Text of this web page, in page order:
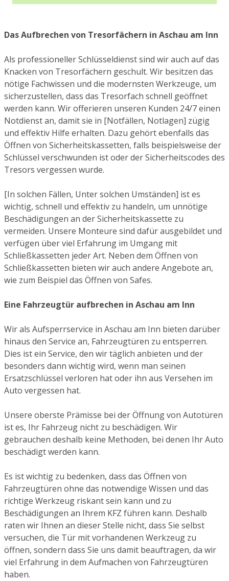
Das Aufbrechen von Tresorfächern in Aschau am Inn
Als professioneller Schlüsseldienst sind wir auch auf das
Knacken von Tresorfächern geschult. Wir besitzen das
nötige Fachwissen und die modernsten Werkzeuge, um
sicherzustellen, dass das Tresorfach schnell geöffnet
werden kann. Wir offerieren unseren Kunden 24/7 einen
Notdienst an, damit sie in [Notfällen, Notlagen] zügig
und effektiv Hilfe erhalten. Dazu gehört ebenfalls das
Öffnen von Sicherheitskassetten, falls beispielsweise der
Schlüssel verschwunden ist oder der Sicherheitscodes des
Tresors vergessen wurde.
[In solchen Fällen, Unter solchen Umständen] ist es
wichtig, schnell und effektiv zu handeln, um unnötige
Beschädigungen an der Sicherheitskassette zu
vermeiden. Unsere Monteure sind dafür ausgebildet und
verfügen über viel Erfahrung im Umgang mit
Schließkassetten jeder Art. Neben dem Öffnen von
Schließkassetten bieten wir auch andere Angebote an,
wie zum Beispiel das Öffnen von Safes.
Eine Fahrzeugtür aufbrechen in Aschau am Inn
Wir als Aufsperrservice in Aschau am Inn bieten darüber
hinaus den Service an, Fahrzeugtüren zu entsperren.
Dies ist ein Service, den wir täglich anbieten und der
besonders dann wichtig wird, wenn man seinen
Ersatzschlüssel verloren hat oder ihn aus Versehen im
Auto vergessen hat.
Unsere oberste Prämisse bei der Öffnung von Autotüren
ist es, Ihr Fahrzeug nicht zu beschädigen. Wir
gebrauchen deshalb keine Methoden, bei denen Ihr Auto
beschädigt werden kann.
Es ist wichtig zu bedenken, dass das Öffnen von
Fahrzeugtüren ohne das notwendige Wissen und das
richtige Werkzeug riskant sein kann und zu
Beschädigungen an Ihrem KFZ führen kann. Deshalb
raten wir Ihnen an dieser Stelle nicht, dass Sie selbst
versuchen, die Tür mit vorhandenen Werkzeug zu
öffnen, sondern dass Sie uns damit beauftragen, da wir
viel Erfahrung in dem Aufmachen von Fahrzeugtüren
haben.